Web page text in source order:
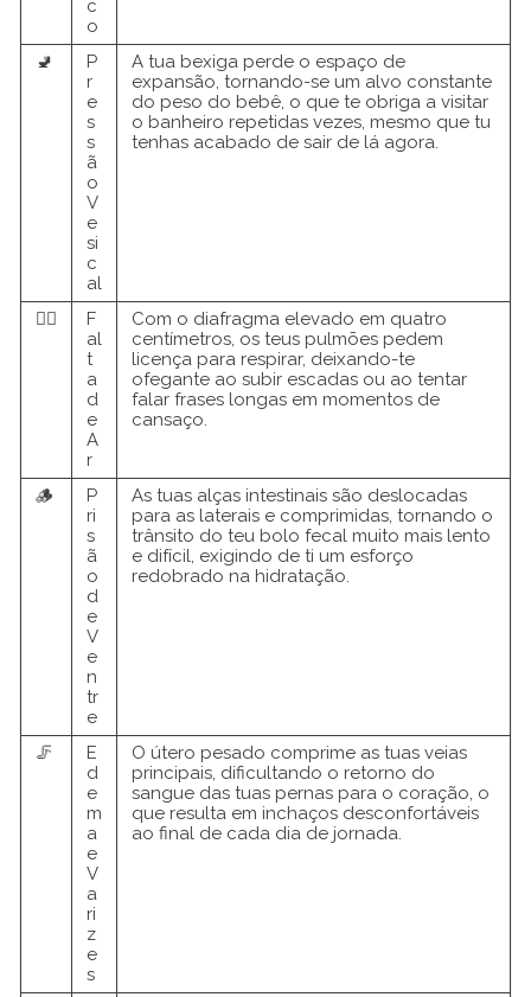
c
o
🚽
P
r
e
s
s
ã
o
V
e
si
c
al
A tua bexiga perde o espaço de
expansão, tornando-se um alvo constante
do peso do bebê, o que te obriga a visitar
o banheiro repetidas vezes, mesmo que tu
tenhas acabado de sair de lá agora.
😮‍💨
F
al
t
a
d
e
A
r
Com o diafragma elevado em quatro
centímetros, os teus pulmões pedem
licença para respirar, deixando-te
ofegante ao subir escadas ou ao tentar
falar frases longas em momentos de
cansaço.
🪵
P
ri
s
ã
o
d
e
V
e
n
tr
e
As tuas alças intestinais são deslocadas
para as laterais e comprimidas, tornando o
trânsito do teu bolo fecal muito mais lento
e difícil, exigindo de ti um esforço
redobrado na hidratação.
🦵
E
d
e
m
a
e
V
a
ri
z
e
s
O útero pesado comprime as tuas veias
principais, dificultando o retorno do
sangue das tuas pernas para o coração, o
que resulta em inchaços desconfortáveis
ao final de cada dia de jornada.